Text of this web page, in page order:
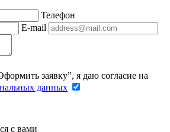
Телефон
E-mail
заявку”, я даю согласие на
данных
с вами